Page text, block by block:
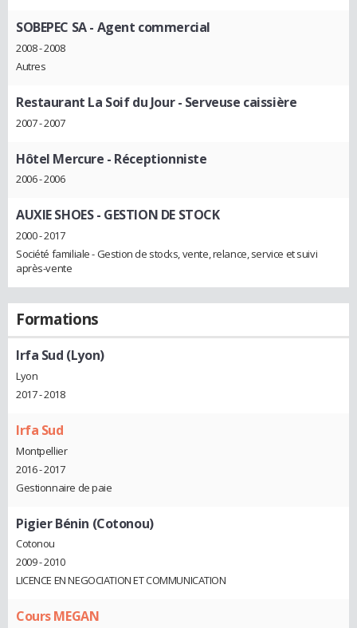
SOBEPEC SA- Agent commercial
2008 - 2008
Autres
Restaurant La Soif du Jour- Serveuse caissière
2007 - 2007
Hôtel Mercure - Réceptionniste
2006 - 2006
AUXIE SHOES- GESTION DE STOCK
2000 - 2017
Société familiale - Gestion de stocks, vente, relance, service et suivi
après-vente
Formations
Irfa Sud (Lyon)
Lyon
2017 - 2018
Irfa Sud
Montpellier
2016 - 2017
Gestionnaire de paie
Pigier Bénin (Cotonou)
Cotonou
2009 - 2010
LICENCE EN NEGOCIATION ET COMMUNICATION
Cours MEGAN